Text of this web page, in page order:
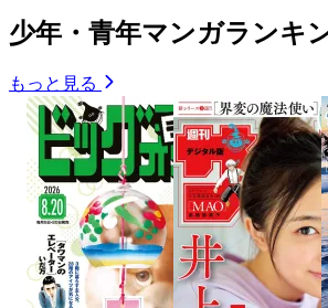
少年・青年マンガランキ
もっと見る